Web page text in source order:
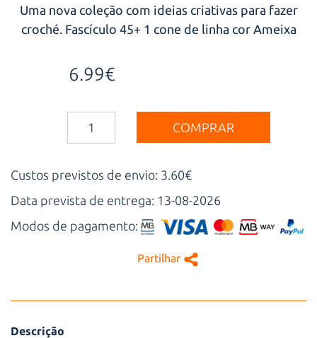
Uma nova coleção com ideias criativas para fazer
croché. Fascículo 45+ 1 cone de linha cor Ameixa
6.99€
COMPRAR
Custos previstos de envio: 3.60€
Data prevista de entrega: 13-08-2026
Modos de pagamento:
Partilhar
Descrição